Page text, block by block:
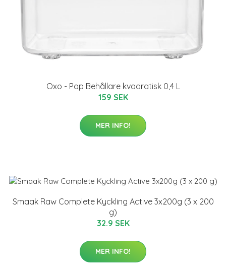
Oxo - Pop Behållare kvadratisk 0,4 L
159 SEK
MER INFO!
Smaak Raw Complete Kyckling Active 3x200g (3 x 200
g)
32.9 SEK
MER INFO!